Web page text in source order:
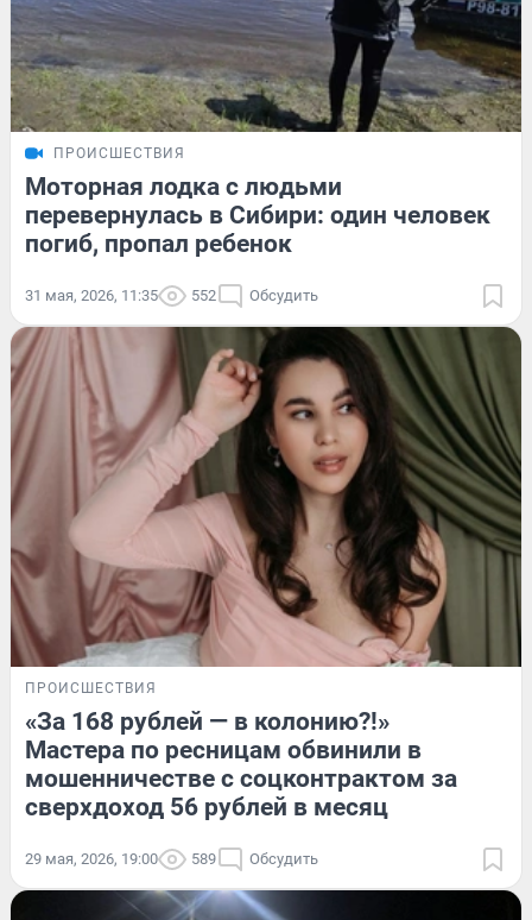
ПРОИСШЕСТВИЯ
Моторная лодка с людьми
перевернулась в Сибири: один человек
погиб, пропал ребенок
31 мая, 2026, 11:35 552 Обсудить
ПРОИСШЕСТВИЯ
«За 168 рублей — в колонию?!»
Мастера по ресницам обвинили в
мошенничестве с соцконтрактом за
сверхдоход 56 рублей в месяц
29 мая, 2026, 19:00 589 Обсудить